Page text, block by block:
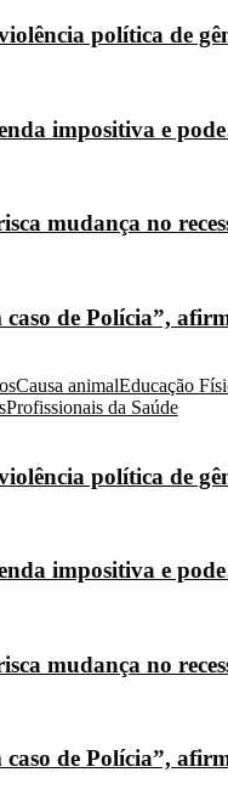
política de
impositiva e
mudança no
caso de Polícia”,
Causa animalEducação
Profissionais da Saúde
política de
impositiva e
mudança no
caso de Polícia”,